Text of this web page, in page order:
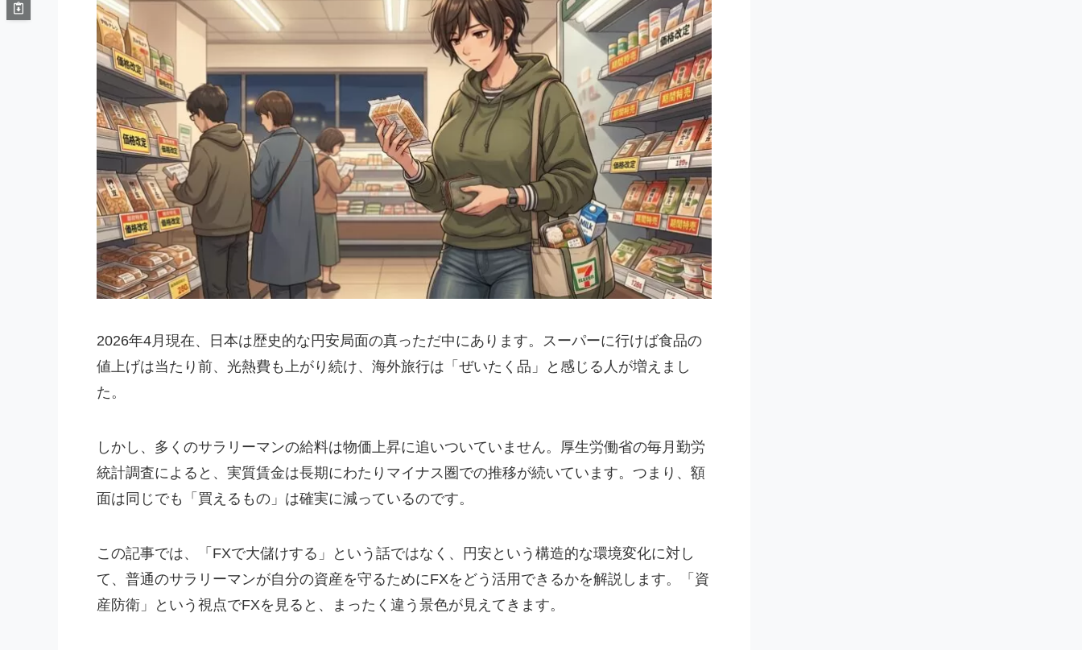
2026年4月現在、日本は歴史的な円安局面の真っただ中にあります。スーパーに行けば食品の
値上げは当たり前、光熱費も上がり続け、海外旅行は「ぜいたく品」と感じる人が増えまし
た。
しかし、多くのサラリーマンの給料は物価上昇に追いついていません。厚生労働省の毎月勤労
統計調査によると、実質賃金は長期にわたりマイナス圏での推移が続いています。つまり、額
面は同じでも「買えるもの」は確実に減っているのです。
この記事では、「FXで大儲けする」という話ではなく、円安という構造的な環境変化に対し
て、普通のサラリーマンが自分の資産を守るためにFXをどう活用できるかを解説します。「資
産防衛」という視点でFXを見ると、まったく違う景色が見えてきます。